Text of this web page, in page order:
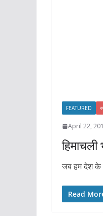
FEATURED
April 22,
हिमाचली
जब हम देश के
Read